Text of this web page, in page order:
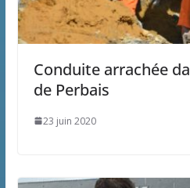
Conduite arrachée
de Perbais
23 juin 2020